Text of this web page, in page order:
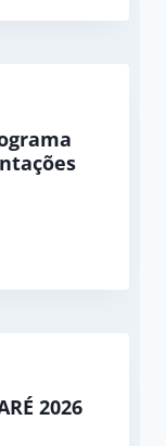
2026